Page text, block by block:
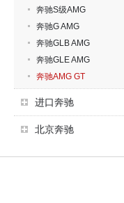
奔驰S级AMG
奔驰G AMG
奔驰GLB AMG
奔驰GLE AMG
奔驰AMG GT
进口奔驰
北京奔驰